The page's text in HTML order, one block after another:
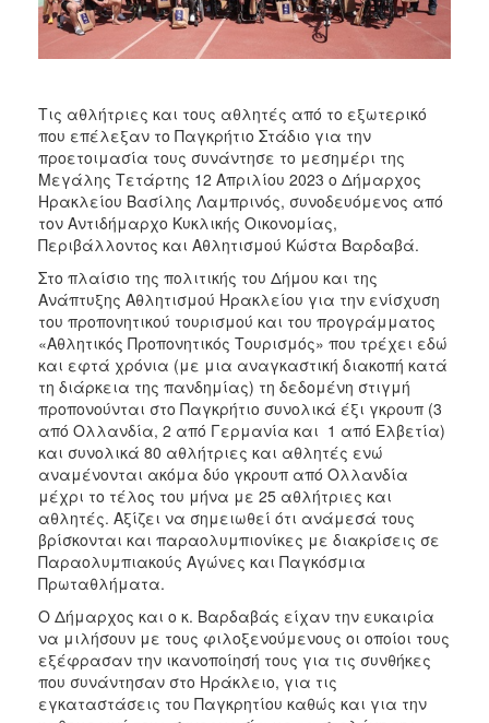
ΠΟΛΙΤΙΣΜΟΣ
ΑΝΘΕΚΤΙΚΗ
ΠΟΛΗ
Τις αθλήτριες και τους αθλητές από το εξωτερικό
που επέλεξαν το Παγκρήτιο Στάδιο για την
προετοιμασία τους συνάντησε το μεσημέρι της
Μεγάλης Τετάρτης 12 Απριλίου 2023 ο Δήμαρχος
Ηρακλείου Βασίλης Λαμπρινός, συνοδευόμενος από
τον Αντιδήμαρχο Κυκλικής Οικονομίας,
Περιβάλλοντος και Αθλητισμού Κώστα Βαρδαβά.
Στο πλαίσιο της πολιτικής του Δήμου και της
Ανάπτυξης Αθλητισμού Ηρακλείου για την ενίσχυση
του προπονητικού τουρισμού και του προγράμματος
«Αθλητικός Προπονητικός Τουρισμός» που τρέχει εδώ
και εφτά χρόνια (με μια αναγκαστική διακοπή κατά
τη διάρκεια της πανδημίας) τη δεδομένη στιγμή
προπονούνται στο Παγκρήτιο συνολικά έξι γκρουπ (3
από Ολλανδία, 2 από Γερμανία και 1 από Ελβετία)
και συνολικά 80 αθλήτριες και αθλητές ενώ
αναμένονται ακόμα δύο γκρουπ από Ολλανδία
μέχρι το τέλος του μήνα με 25 αθλήτριες και
αθλητές. Αξίζει να σημειωθεί ότι ανάμεσά τους
βρίσκονται και παραολυμπιονίκες με διακρίσεις σε
Παραολυμπιακούς Αγώνες και Παγκόσμια
Πρωταθλήματα.
Ο Δήμαρχος και ο κ. Βαρδαβάς είχαν την ευκαιρία
να μιλήσουν με τους φιλοξενούμενους οι οποίοι τους
εξέφρασαν την ικανοποίησή τους για τις συνθήκες
που συνάντησαν στο Ηράκλειο, για τις
εγκαταστάσεις του Παγκρητίου καθώς και για την